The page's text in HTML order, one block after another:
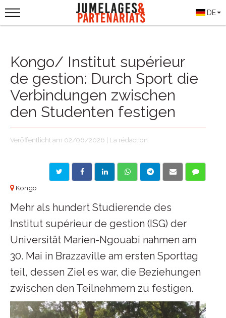
DE
Kongo/ Institut supérieur
de gestion: Durch Sport die
Verbindungen zwischen
den Studenten festigen
Veröffentlicht am 02/06/2026 | La rédaction
Kongo
Mehr als hundert Studierende des
Institut supérieur de gestion (ISG) der
Universität Marien-Ngouabi nahmen am
30. Mai in Brazzaville am ersten Sporttag
teil, dessen Ziel es war, die Beziehungen
zwischen den Teilnehmern zu festigen.